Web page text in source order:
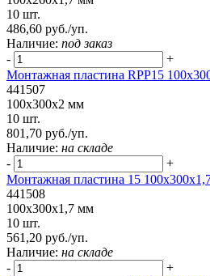
10 шт.
486,60 руб./уп.
Наличие: под заказ
-
+
Монтажная пластина RPP15
441507
100x300x2 мм
10 шт.
801,70 руб./уп.
Наличие: на складе
-
+
Монтажная пластина 15
441508
100x300x1,7 мм
10 шт.
561,20 руб./уп.
Наличие: на складе
-
+